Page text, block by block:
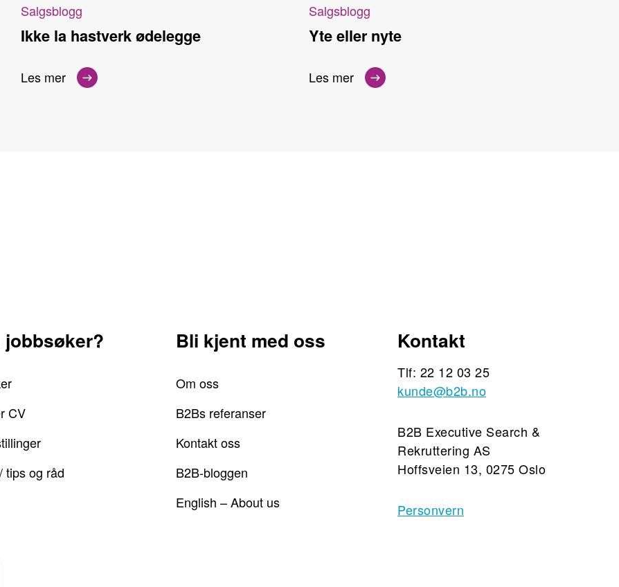
Salgsblogg
Ikke la hastverk ødelegge
Les mer
Salgsblogg
Yte eller nyte
Les mer
jobbsøker?
CV
tips og råd
Bli kjent med oss
Om oss
B2Bs referanser
Kontakt oss
B2B-bloggen
English – About us
Kontakt
Tlf: 22 12 03 25
kunde@b2b.no
B2B Executive Search &
Rekruttering AS
Hoffsveien 13, 0275 Oslo
Personvern